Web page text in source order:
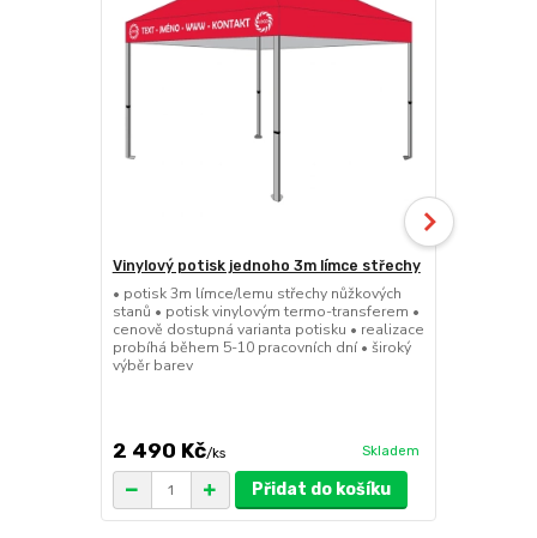
Vinylový potisk jednoho 3m límce střechy
• potisk 3m límce/lemu střechy nůžkových
stanů • potisk vinylovým termo-transferem •
cenově dostupná varianta potisku • realizace
probíhá během 5-10 pracovních dní • široký
výběr barev
2 490 Kč/ks Skladem
Přidat do košíku